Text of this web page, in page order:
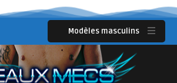
Modèles masculins